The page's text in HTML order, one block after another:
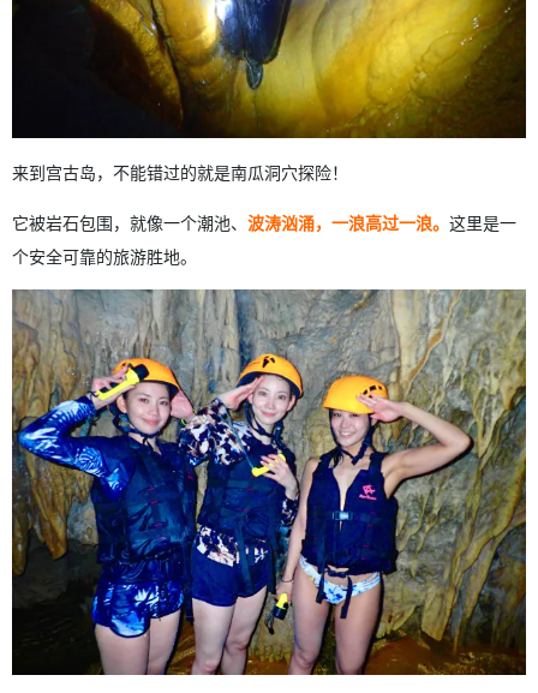
来到宫古岛，不能错过的就是南瓜洞穴探险！
它被岩石包围，就像一个潮池、 波涛汹涌，一浪高过一浪。 这里是一
个安全可靠的旅游胜地。